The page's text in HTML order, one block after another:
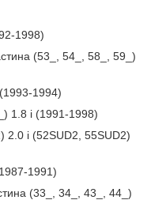
1998)
(53_, 54_, 58_, 59_)
1994)
1.8 i (1991-1998)
2.0 i (52SUD2, 55SUD2)
1991)
(33_, 34_, 43_, 44_)